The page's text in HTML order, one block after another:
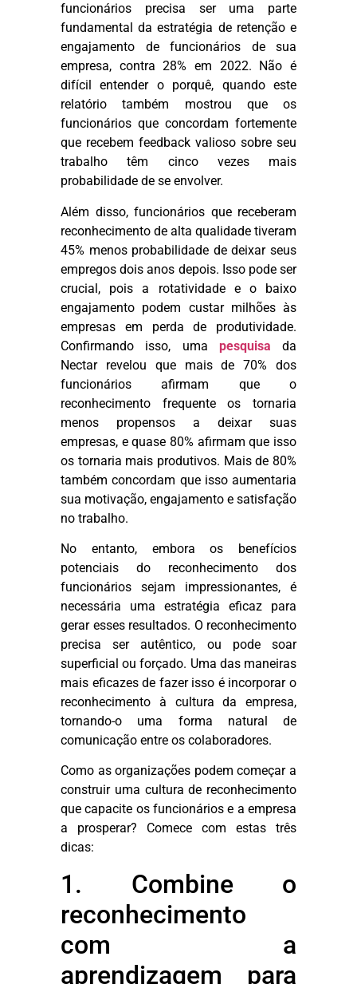
funcionários precisa ser uma parte
fundamental da estratégia de retenção e
engajamento de funcionários de sua
empresa, contra 28% em 2022. Não é
difícil entender o porquê, quando este
relatório também mostrou que os
funcionários que concordam fortemente
que recebem feedback valioso sobre seu
trabalho têm cinco vezes mais
probabilidade de se envolver.
Além disso, funcionários que receberam
reconhecimento de alta qualidade tiveram
45% menos probabilidade de deixar seus
empregos dois anos depois. Isso pode ser
crucial, pois a rotatividade e o baixo
engajamento podem custar milhões às
empresas em perda de produtividade.
Confirmando isso, uma pesquisa
da
Nectar revelou que mais de 70% dos
funcionários afirmam que o
reconhecimento frequente os tornaria
menos propensos a deixar suas
empresas, e quase 80% afirmam que isso
os tornaria mais produtivos. Mais de 80%
também concordam que isso aumentaria
sua motivação, engajamento e satisfação
no trabalho.
No entanto, embora os benefícios
potenciais do reconhecimento dos
funcionários sejam impressionantes, é
necessária uma estratégia eficaz para
gerar esses resultados. O reconhecimento
precisa ser autêntico, ou pode soar
superficial ou forçado. Uma das maneiras
mais eficazes de fazer isso é incorporar o
reconhecimento à cultura da empresa,
tornando-o uma forma natural de
comunicação entre os colaboradores.
Como as organizações podem começar a
construir uma cultura de reconhecimento
que capacite os funcionários e a empresa
a prosperar? Comece com estas três
dicas:
1. Combine o
reconhecimento
com a
aprendizagem para